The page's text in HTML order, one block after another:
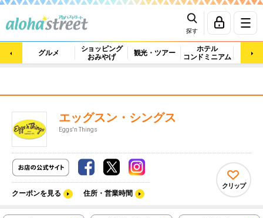
探す
グルメ
ショッピング
おみやげ
観光・ツアー
ホテル
コンドミニアム
マッ
エッグスン・シングス
Eggs'n Things
クーポンを見る 住所・営業時間
クリップ